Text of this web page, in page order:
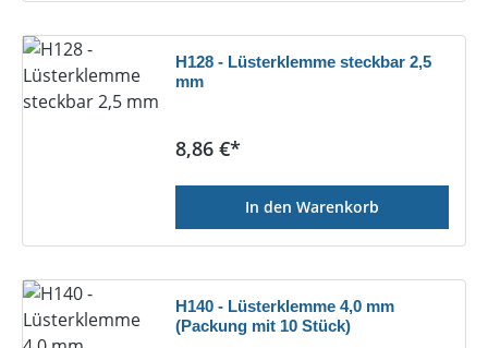
H128 - Lüsterklemme steckbar 2,5
mm
Regulärer Preis:
8,86 €*
In den Warenkorb
H140 - Lüsterklemme 4,0 mm
(Packung mit 10 Stück)